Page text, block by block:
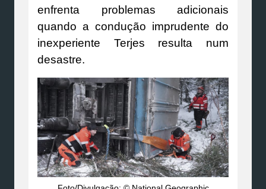
enfrenta problemas adicionais
quando a condução imprudente do
inexperiente Terjes resulta num
desastre.